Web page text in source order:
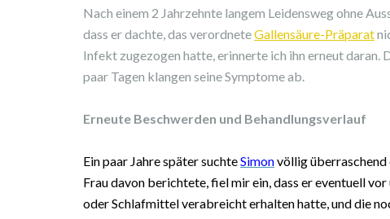
Nach einem 2 Jahrzehnte langem Leidensweg ohne
dass er dachte, das verordneteGallensäure-Präparat
Infekt zugezogen hatte, erinnerte ich ihn erneut daran.
paar Tagen klangen seine Symptome ab.
Erneute Beschwerden und Behandlungsverlauf
Ein paar Jahre später suchteSimonvöllig überraschend
Frau davon berichtete, fiel mir ein, dass er eventuell
oder Schlafmittel verabreicht erhalten hatte,und die